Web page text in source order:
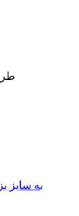
به سایز